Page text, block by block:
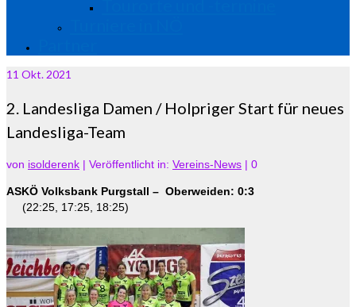
11 Okt. 2021
2. Landesliga Damen / Holpriger Start für neues
Landesliga-Team
von isolderenk | Veröffentlicht in: Vereins-News | 0
ASKÖ Volksbank Purgstall – Oberweiden: 0:3
(22:25, 17:25, 18:25)